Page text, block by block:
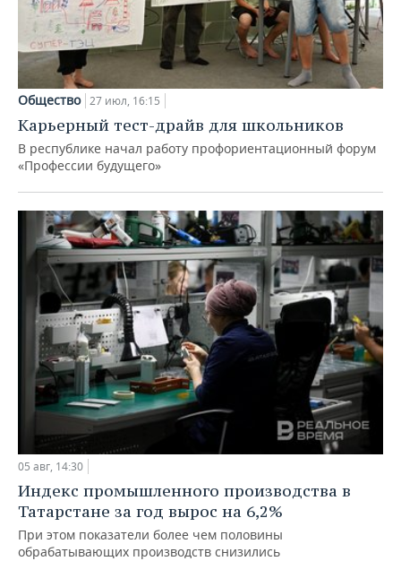
Общество 27 июл, 16:15
Карьерный тест-драйв для школьников
В республике начал работу профориентационный форум
«Профессии будущего»
05 авг, 14:30
Индекс промышленного производства в
Татарстане за год вырос на 6,2%
При этом показатели более чем половины
обрабатывающих производств снизились